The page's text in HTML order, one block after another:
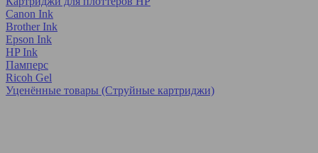
Canon Ink
Brother Ink
Epson Ink
HP Ink
Памперс
Ricoh Gel
Уценённые товары (Струйные картриджи)